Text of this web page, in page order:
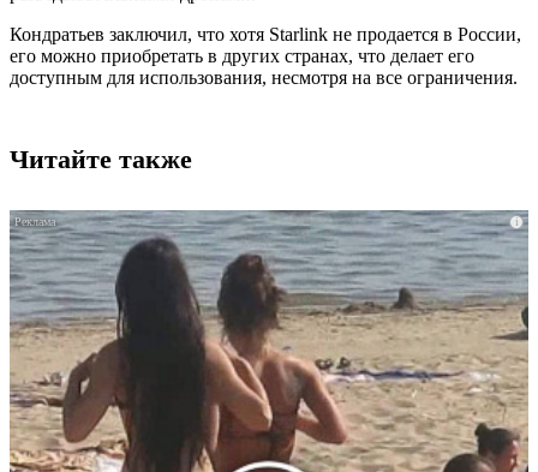
Кондратьев заключил, что хотя Starlink не продается в России,
его можно приобретать в других странах, что делает его
доступным для использования, несмотря на все ограничения.
Читайте также
i